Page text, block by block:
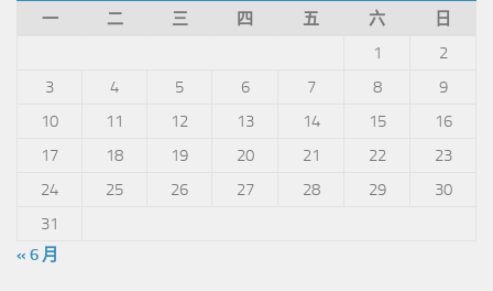
一
二 三 四 五 六
日
1
2
3
4 5 6 7 8
9
10
11 12 13 14 15
16
17
18 19 20 21 22
23
24
25 26 27 28 29
30
31
« 6 月